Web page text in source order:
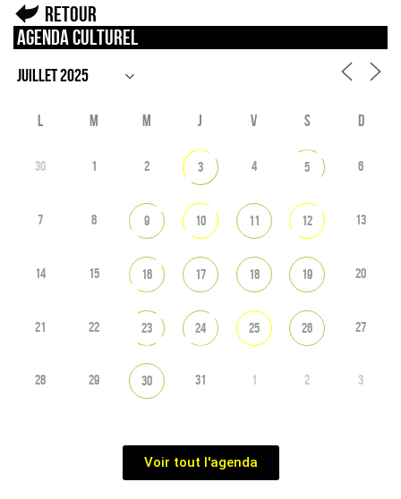
Retour
Agenda culturel
L M M J V S D
30 1 2 3 4 5 6
7 8 9 10 11 12 13
14 15 16 17 18 19 20
21 22 23 24 25 26 27
28 29 30 31 1 2 3
Voir tout l'agenda